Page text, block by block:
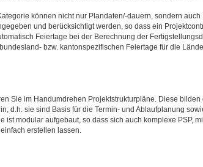
können nicht nur Plandaten/-dauern, sondern auch
und berücksichtigt werden, so dass ein
Feiertage bei der Berechnung der
bzw. kantonspezifischen Feiertage für die
Sie im Handumdrehen Projektstrukturpläne. Diese
d.h. sie sind Basis für die Termin- und Ablaufplanung
ist modular aufgebaut, so dass sich auch komplexe PSP,
erstellen lassen.